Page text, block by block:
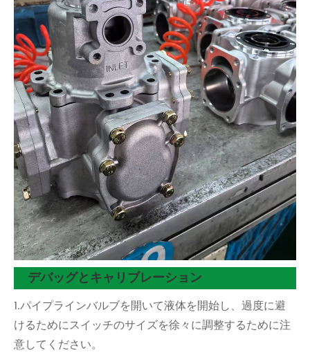
デバッグとキャリブレーション
1.パイプラインバルブを開いて液体を開始し、過度に避
けるためにスイッチのサイズを徐々に調整するために注
意してください。